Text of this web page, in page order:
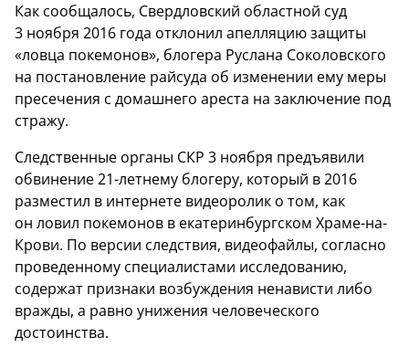
Как сообщалось, Свердловский областной суд
3 ноября 2016 года отклонил апелляцию защиты
«ловца покемонов», блогера Руслана Соколовского
на постановление райсуда об изменении ему меры
пресечения с домашнего ареста на заключение под
стражу.
Следственные органы СКР 3 ноября предъявили
обвинение 21-летнему блогеру, который в 2016
разместил в интернете видеоролик о том, как
он ловил покемонов в екатеринбургском Храме-на-
Крови. По версии следствия, видеофайлы, согласно
проведенному специалистами исследованию,
содержат признаки возбуждения ненависти либо
вражды, а равно унижения человеческого
достоинства.